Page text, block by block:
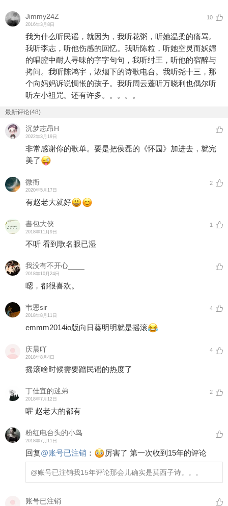
Jimmy24Z
2016年3月8日
10
我为什么听民谣，就因为，我听花粥，听她温柔的痛骂。
我听李志，听他伤感的回忆。我听陈粒，听她空灵而妖媚
的唱腔中耐人寻味的字字句句，我听纣王，听他的宿醉与
拷问。我听陈鸿宇，浓烟下的诗歌电台。我听尧十三，那
个向妈妈诉说惆怅的孩子。我听周云蓬听万晓利也偶尔听
听左小祖咒。还有许多。。。。。
最新评论(48)
沉梦志昂H
2022年3月19日
非常感谢你的歌单。要是把侯磊的《怀园》加进去，就完
美了
微衙
2020年5月17日
2
有赵老大就好
書包大俠
2018年11月9日
1
不听 看到歌名眼已湿
我没有不开心____
2018年10月24日
嗯，都很喜欢。
韦恩sir
2018年8月11日
4
emmm2014io版向日葵明明就是摇滚
庆晨吖
2018年8月4日
4
摇滚啥时候需要蹭民谣的热度了
丁佳宜的迷弟
2018年7月12日
2
嚯 赵老大的都有
粉红电台头的小鸟
2018年7月11日
回复@账号已注销 ： 厉害了 第一次收到15年的评论
@账号已注销我15年评论那会儿确实是莫西子诗。。。
账号已注销